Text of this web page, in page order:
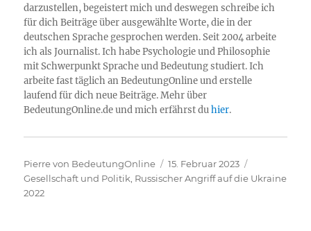
darzustellen, begeistert mich und deswegen schreibe ich
für dich Beiträge über ausgewählte Worte, die in der
deutschen Sprache gesprochen werden. Seit 2004 arbeite
ich als Journalist. Ich habe Psychologie und Philosophie
mit Schwerpunkt Sprache und Bedeutung studiert. Ich
arbeite fast täglich an BedeutungOnline und erstelle
laufend für dich neue Beiträge. Mehr über
BedeutungOnline.de und mich erfährst duhier.
Autor
Pierre von BedeutungOnline
Veröffentlicht
am
15. Februar 2023
Gesellschaft und Politik Russischer Angriff auf die Ukraine
2022